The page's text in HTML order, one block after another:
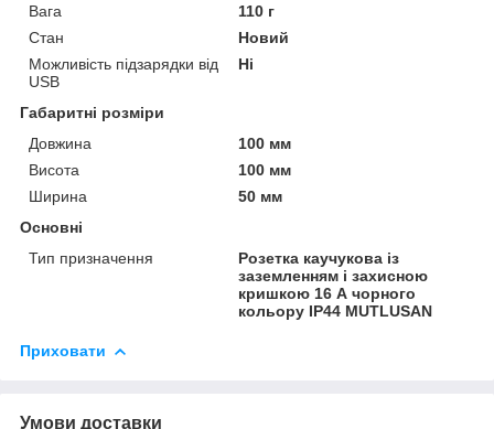
Вага
110 г
Стан
Новий
Можливість підзарядки від
USB
Ні
Габаритні розміри
Довжина
100 мм
Висота
100 мм
Ширина
50 мм
Основні
Тип призначення
Розетка каучукова із
заземленням і захисною
кришкою 16 А чорного
кольору IP44 MUTLUSAN
Приховати
Умови доставки